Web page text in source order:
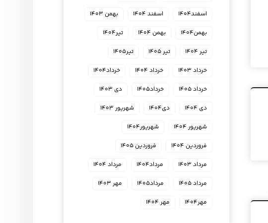
اسفند۱۴۰۴ اسفند ۱۴۰۴
بهمن ۱۴۰۳
بهمن۱۴۰۴
بهمن ۱۴۰۴
تیر۱۴۰۴
تیر ۱۴۰۴
تیر ۱۴۰۵
تیر۱۴۰۵
خرداد ۱۴۰۳
خرداد ۱۴۰۴
خرداد۱۴۰۴
خرداد ۱۴۰۵
خرداد۱۴۰۵
دی ۱۴۰۳
دی ۱۴۰۴
دی۱۴۰۴
شهریور ۱۴۰۳
شهریور ۱۴۰۴
شهریور۱۴۰۴
فروردین ۱۴۰۴
فروردین ۱۴۰۵
مرداد ۱۴۰۳
مرداد۱۴۰۴
مرداد ۱۴۰۴
مرداد ۱۴۰۵
مرداد۱۴۰۵
مهر ۱۴۰۳
مهر۱۴۰۴
مهر ۱۴۰۴